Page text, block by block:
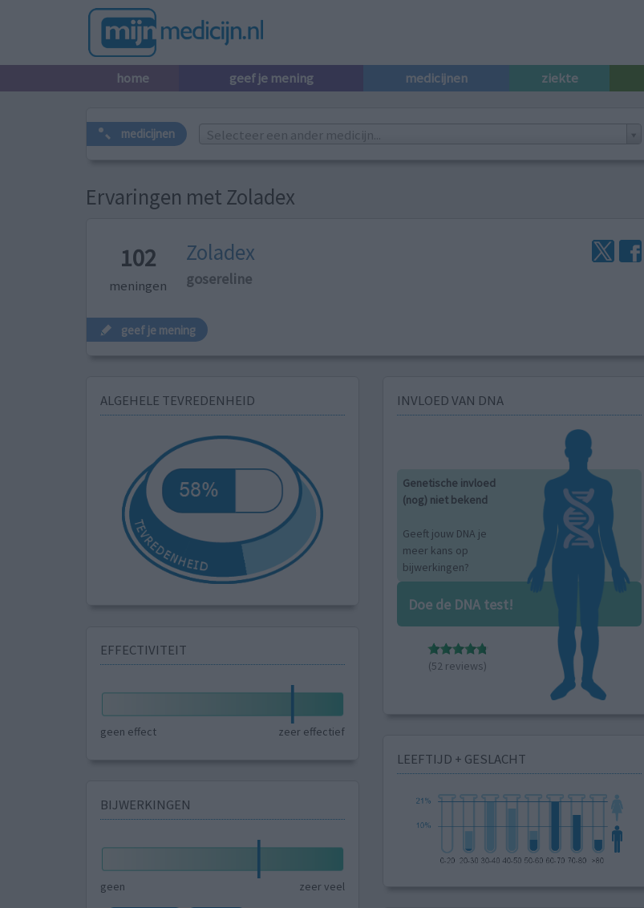
home geef je mening medicijnen ziekte
medicijnen Selecteer een ander medicijn...
Ervaringen met Zoladex
102
meningen
Zoladex
gosereline
geef je mening
ALGEHELE TEVREDENHEID
EFFECTIVITEIT
geen effect zeer effectief
BIJWERKINGEN
geen zeer veel
INVLOED VAN DNA
Genetische invloed
(nog) niet bekend
Geeft jouw DNA je
meer kans op
bijwerkingen?
Doe de DNA test!
(52 reviews)
LEEFTIJD + GESLACHT